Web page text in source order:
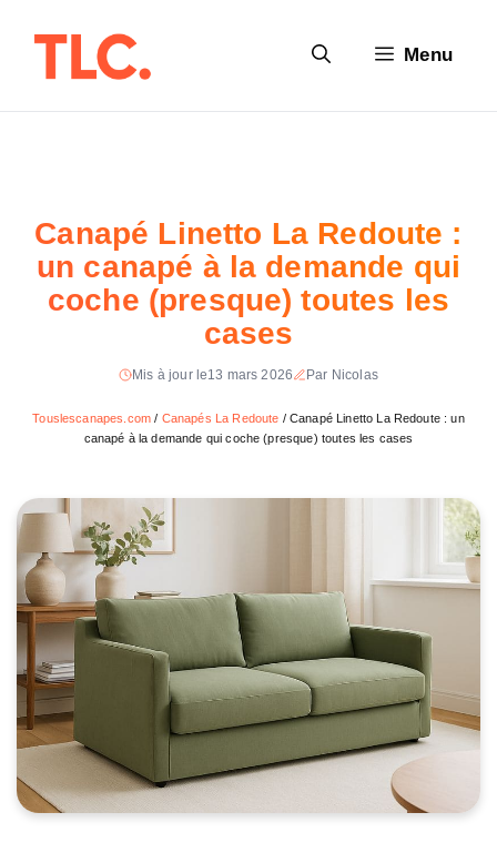
Menu
Canapé Linetto La Redoute :
un canapé à la demande qui
coche (presque) toutes les
cases
Mis à jour le13 mars 2026 Par Nicolas
Touslescanapes.com / Canapés La Redoute / Canapé Linetto La Redoute : un
canapé à la demande qui coche (presque) toutes les cases